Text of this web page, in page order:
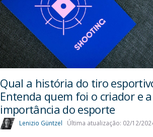
Qual a história do tiro
Entenda quem foi o criador e a
importância do esporte
Lenizio Güntzel Última atualização: 02/12/